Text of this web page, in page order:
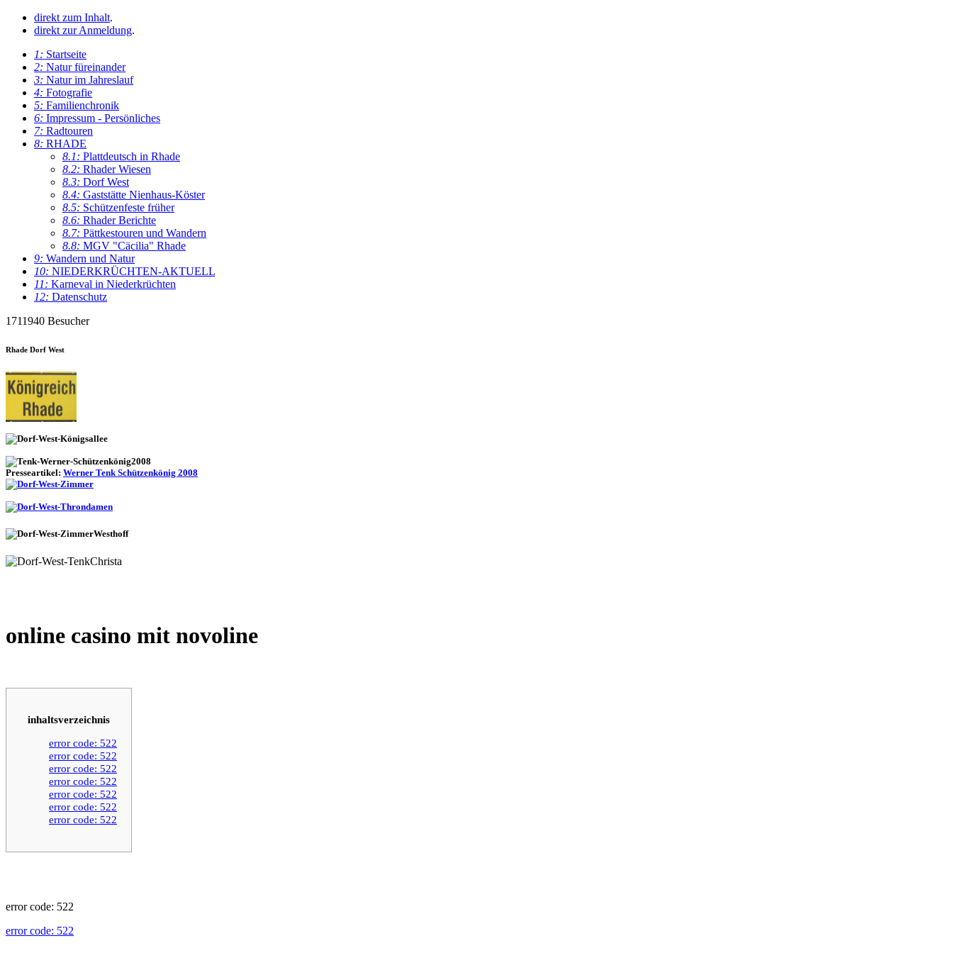
direkt zum Inhalt.
direkt zur Anmeldung.
1: Startseite
2: Natur füreinander
3: Natur im Jahreslauf
4: Fotografie
5: Familienchronik
6: Impressum - Persönliches
7: Radtouren
8: RHADE
8.1: Plattdeutsch in Rhade
8.2: Rhader Wiesen
8.3: Dorf West
8.4: Gaststätte Nienhaus-Köster
8.5: Schützenfeste früher
8.6: Rhader Berichte
8.7: Pättkestouren und Wandern
8.8: MGV "Cäcilia" Rhade
9: Wandern und Natur
10: NIEDERKRÜCHTEN-AKTUELL
11: Karneval in Niederkrüchten
12: Datenschutz
1711940 Besucher
Rhade Dorf West
Presseartikel: Werner Tenk Schützenkönig 2008
online casino mit novoline
inhaltsverzeichnis
error code: 522
error code: 522
error code: 522
error code: 522
error code: 522
error code: 522
error code: 522
error code: 522
error code: 522